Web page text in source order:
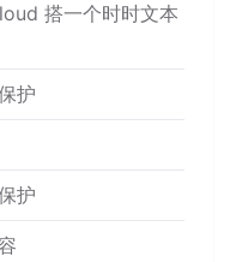
搭一个时时文本
护
护